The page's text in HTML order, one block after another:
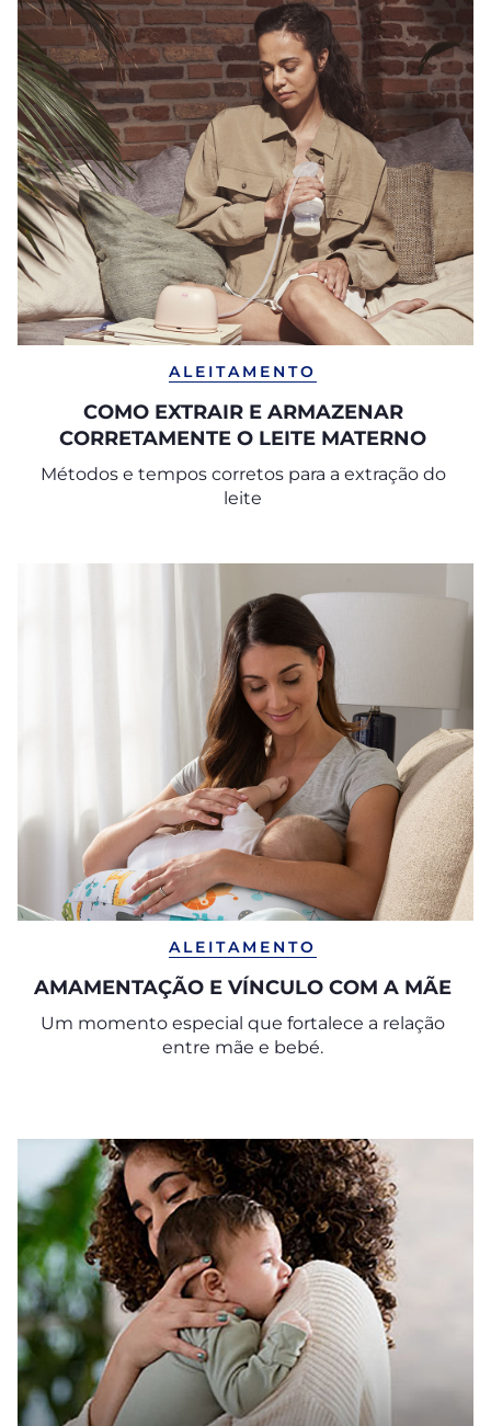
ALEITAMENTO
COMO EXTRAIR E ARMAZENAR
CORRETAMENTE O LEITE MATERNO
Métodos e tempos corretos para a extração do
leite
ALEITAMENTO
AMAMENTAÇÃO E VÍNCULO COM A MÃE
Um momento especial que fortalece a relação
entre mãe e bebé.